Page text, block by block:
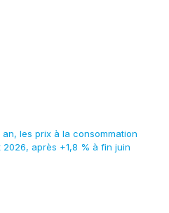
les prix à la consommation
après +1,8 % à fin juin